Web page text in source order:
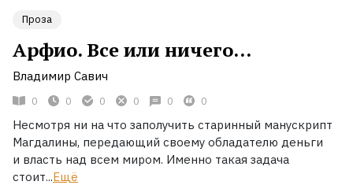
Проза
Арфио. Все или ничего…
Владимир Савич
0 0 0 0 0 0
Несмотря ни на что заполучить старинный манускрипт
Магдалины, передающий своему обладателю деньги
и власть над всем миром. Именно такая задача
стоит...Ещё